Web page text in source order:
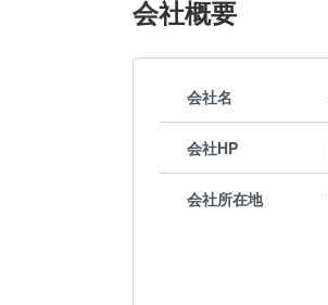
会社概要
会社名
会社HP
会社所在地